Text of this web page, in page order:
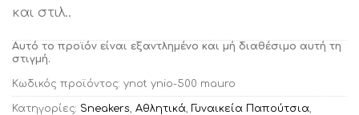
και στιλ..
Αυτό το προϊόν είναι εξαντλημένο και μή διαθέσιμο αυτή τη
στιγμή.
Κωδικός προϊόντος: ynot ynio-500 mauro
Κατηγορίες: Sneakers, Αθλητικά, Γυναικεία Παπούτσια,